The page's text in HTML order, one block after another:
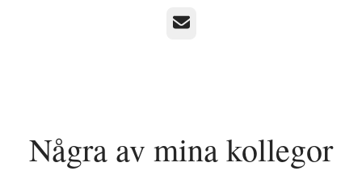
E-post
Några av mina kollegor